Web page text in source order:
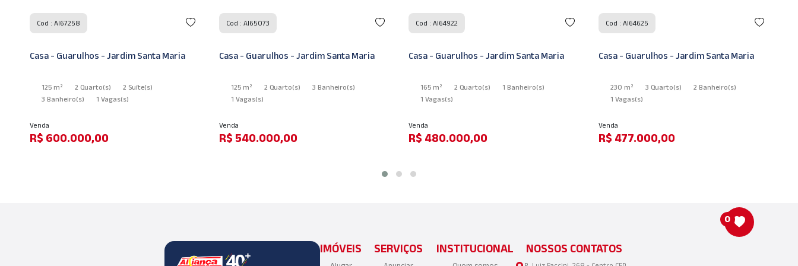
Cod : AI67258
Casa - Guarulhos - Jardim Santa Maria
125 m² 2 Quarto(s) 2 Suíte(s)
3 Banheiro(s) 1 Vagas(s)
Venda
R$ 600.000,00
Cod : AI65073
Casa - Guarulhos - Jardim Santa Maria
125 m² 2 Quarto(s) 3 Banheiro(s)
1 Vagas(s)
Venda
R$ 540.000,00
Cod : AI64922
Casa - Guarulhos - Jardim Santa Maria
165 m² 2 Quarto(s) 1 Banheiro(s)
1 Vagas(s)
Venda
R$ 480.000,00
Cod : AI64625
Casa - Guarulhos - Jardim Santa Maria
230 m² 3 Quarto(s) 2 Banheiro(s)
1 Vagas(s)
Venda
R$ 477.000,00
IMÓVEIS SERVIÇOS INSTITUCIONAL NOSSOS CONTATOS
0